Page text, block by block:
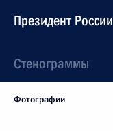
Президент России
Стенограммы
Фотографии